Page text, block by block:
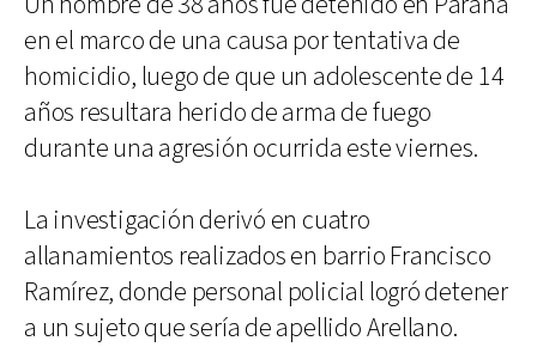
en el marco de una causa por tentativa de
homicidio, luego de que un adolescente de 14
años resultara herido de arma de fuego
durante una agresión ocurrida este viernes.
La investigación derivó en cuatro
allanamientos realizados en barrio Francisco
Ramírez, donde personal policial logró detener
a un sujeto que sería de apellido Arellano.